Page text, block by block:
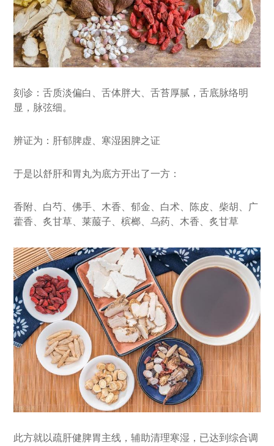
刻诊：舌质淡偏白、舌体胖大、舌苔厚腻，舌底脉络明
显，脉弦细。
辨证为：肝郁脾虚、寒湿困脾之证
于是以舒肝和胃丸为底方开出了一方：
香附、白芍、佛手、木香、郁金、白术、陈皮、柴胡、广
藿香、炙甘草、莱菔子、槟榔、乌药、木香、炙甘草
此方就以疏肝健脾胃主线，辅助清理寒湿，已达到综合调